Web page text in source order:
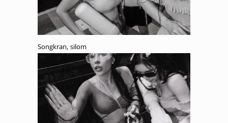
Songkran, silom